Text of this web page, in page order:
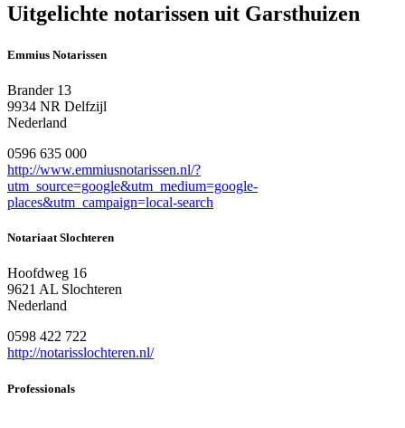
Uitgelichte notarissen uit Garsthuizen
Emmius Notarissen
Brander 13
9934 NR Delfzijl
Nederland
0596 635 000
http://www.emmiusnotarissen.nl/?
utm_source=google&utm_medium=google-
places&utm_campaign=local-search
Notariaat Slochteren
Hoofdweg 16
9621 AL Slochteren
Nederland
0598 422 722
http://notarisslochteren.nl/
Professionals